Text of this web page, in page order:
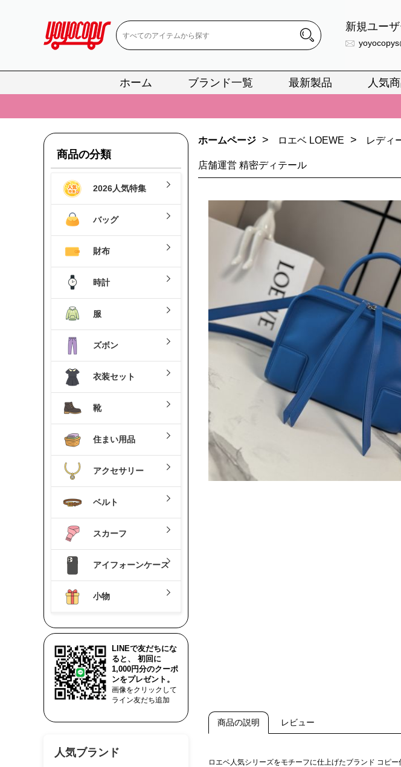
新規ユー
ホーム ブランド一覧 最新製品 人気
📢 当店は正真正銘のn級スーパーコピーのみ取扱
📢 2026春の新作続々更新中！期間中
📢 新作入荷！ルイ・ヴィトンスーパーコピー バ
📢 当店は正真正銘のn級スーパーコピーのみ取扱
新作入荷！ルイ・ヴィトンスーパーコピー バ
商品の分類
2026人気特集
バッグ
財布
時計
服
ズボン
衣装セット
靴
住まい用品
アクセサリー
ベルト
スカーフ
アイフォーンケース
小物
LINEで友だちにな
ると、 初回に
1,000円分のクーポ
ンをプレゼント。
画像をクリックして
ライン友だち追加
人気ブランド
ホームページ > ロエベ LOEWE > レディ
店舗運営 精密ディテール
商品の説明 レビュー
ロエベ人気シリーズをモチーフに仕上げたブランド コピ